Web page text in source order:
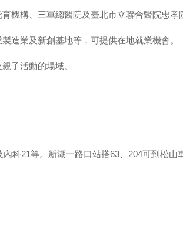
機構、三軍總醫院及臺北市立聯合醫院忠孝
造業及新創基地等，可提供在地就業機會。
子活動的場域。
科21等。新湖一路口站搭63、204可到松